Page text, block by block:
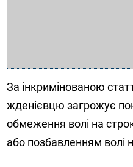
За інкримінованою
жденієвцю загрожує
обмеження волі на
або позбавленням волі